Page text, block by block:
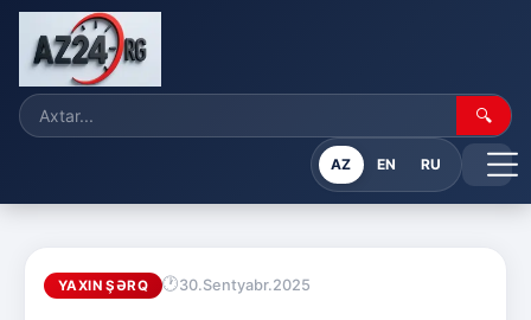
🔍
AZ EN RU
YAXIN ŞƏRQ 30.Sentyabr.2025